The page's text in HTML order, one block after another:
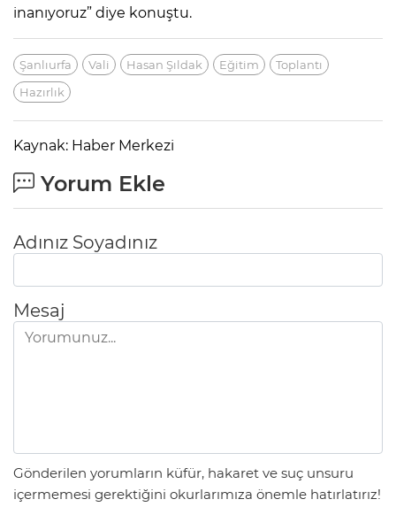
inanıyoruz” diye konuştu.
Şanlıurfa Vali Hasan Şıldak Eğitim
Toplantı
Hazırlık
Kaynak: Haber Merkezi
Yorum Ekle
Adınız Soyadınız
Mesaj
Gönderilen yorumların küfür, hakaret ve suç unsuru
içermemesi gerektiğini okurlarımıza önemle hatırlatırız!